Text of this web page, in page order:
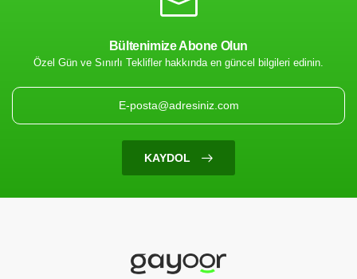
Filtrenize Uygun
Ürün Bulunamadı
filtrelerinizi temizleyebilirsiniz.
Bültenimize Abone Olun
Özel Gün ve Sınırlı Teklifler hakkında en güncel bilgileri edinin.
KAYDOL